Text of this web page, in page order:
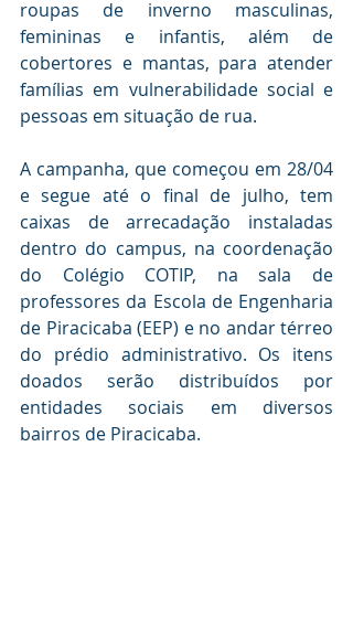
roupas de inverno masculinas,
femininas e infantis, além de
cobertores e mantas, para atender
famílias em vulnerabilidade social e
pessoas em situação de rua.
A campanha, que começou em 28/04
e segue até o final de julho, tem
caixas de arrecadação instaladas
dentro do campus, na coordenação
do Colégio COTIP, na sala de
professores da Escola de Engenharia
de Piracicaba (EEP) e no andar térreo
do prédio administrativo. Os itens
doados serão distribuídos por
entidades sociais em diversos
bairros de Piracicaba.